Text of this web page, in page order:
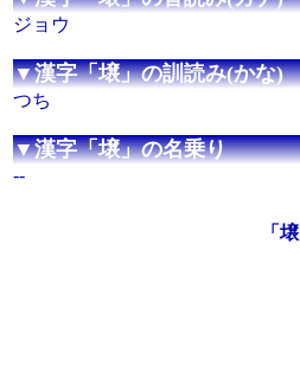
ジョウ
▼漢字「壌」の訓読み(かな)
つち
▼漢字「壌」の名乗り
--
「